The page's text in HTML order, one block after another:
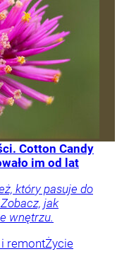
Cotton Candy
im od lat
który pasuje do
jak
wnętrzu.
remontŻycie